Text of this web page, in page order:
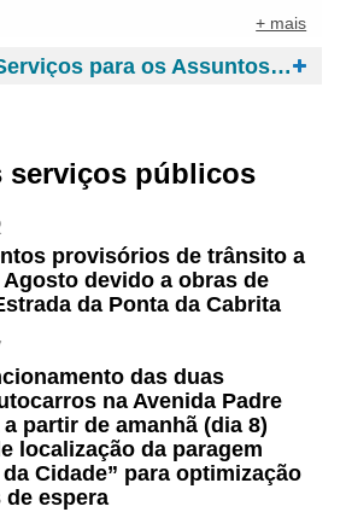
+ mais
Direcção dos Serviços para os Assuntos de Tráfego
serviços públicos
provisórios de trânsito a
devido a obras de
da Ponta da Cabrita
das duas
na Avenida Padre
partir de amanhã (dia 8)
localização da paragem
Cidade” para optimização
espera